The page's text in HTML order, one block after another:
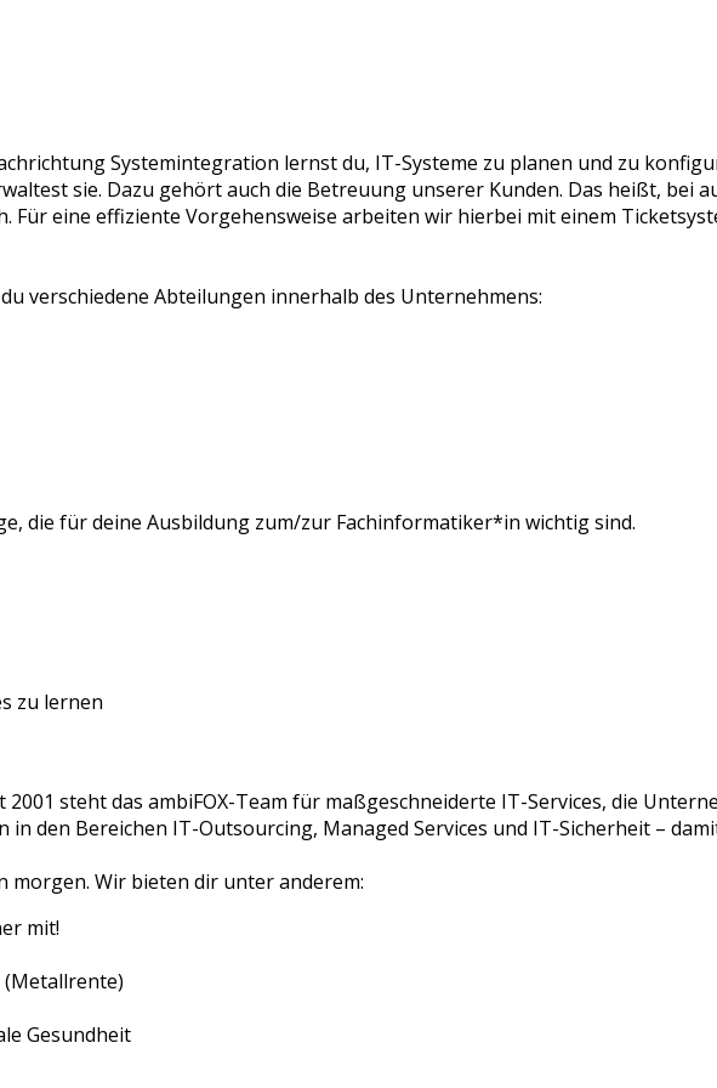
Systemintegration lernst du, IT-Systeme zu planen und zu
sie. Dazu gehört auch die Betreuung unserer Kunden. Das heißt, bei
Für eine effiziente Vorgehensweise arbeiten wir hierbei mit einem
verschiedene Abteilungen innerhalb des Unternehmens:
die für deine Ausbildung zum/zur Fachinformatiker*in wichtig sind.
zu lernen
2001 steht das ambiFOX-Team für maßgeschneiderte IT-Services, die
den Bereichen IT-Outsourcing, Managed Services und IT-Sicherheit –
morgen. Wir bieten dir unter anderem:
mit!
Gesundheit